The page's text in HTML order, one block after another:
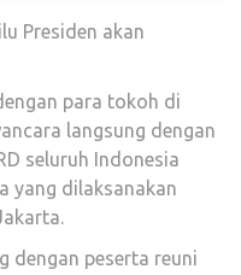
Presiden akan
para tokoh di
langsung dengan
seluruh Indonesia
yang dilaksanakan
dengan peserta reuni